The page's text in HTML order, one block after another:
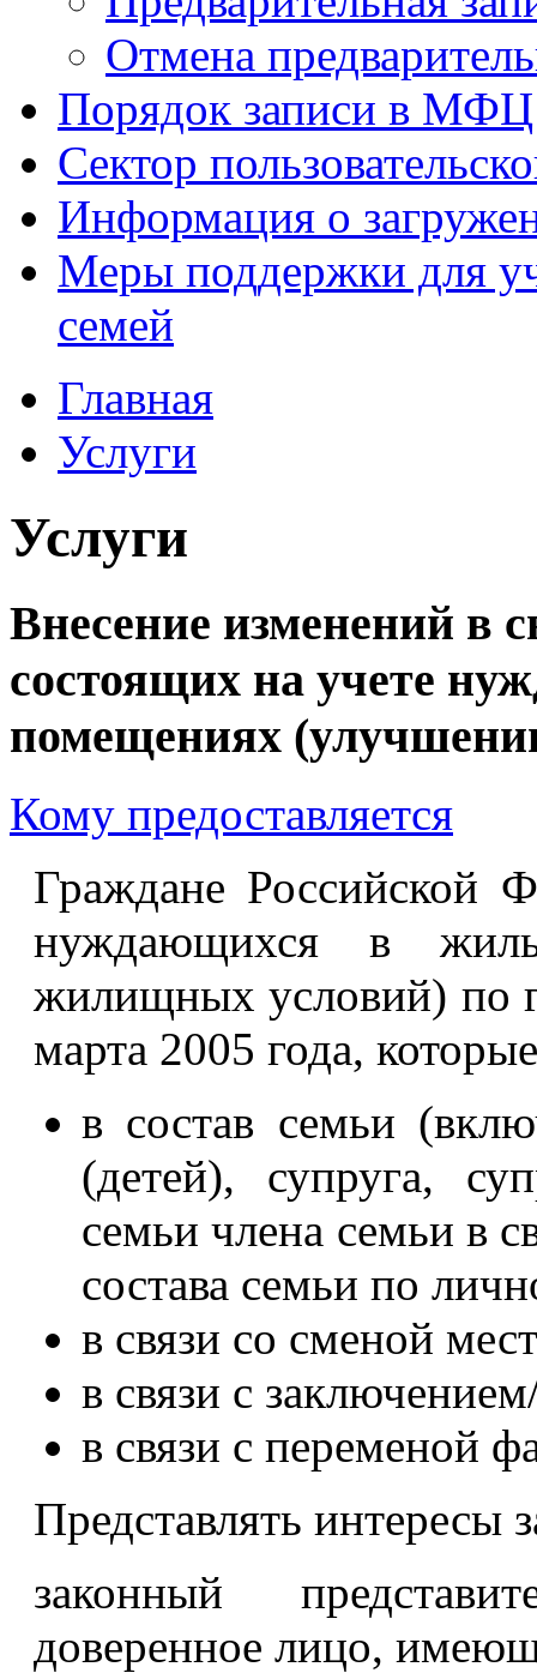
Отмена
Порядок записи в МФЦ
Сектор
Информация о
Меры поддержки для
семей
Главная
Услуги
Услуги
Внесение изменений в
состоящих на учете
помещениях
Кому предоставляется
Граждане Российской
нуждающихся в
жилищных условий) по
марта 2005 года,
в состав семьи
(детей), супруга,
семьи члена семьи в
состава семьи по
в связи со сменой
в связи с
в связи с переменой
Представлять интересы
законный
доверенное лицо,